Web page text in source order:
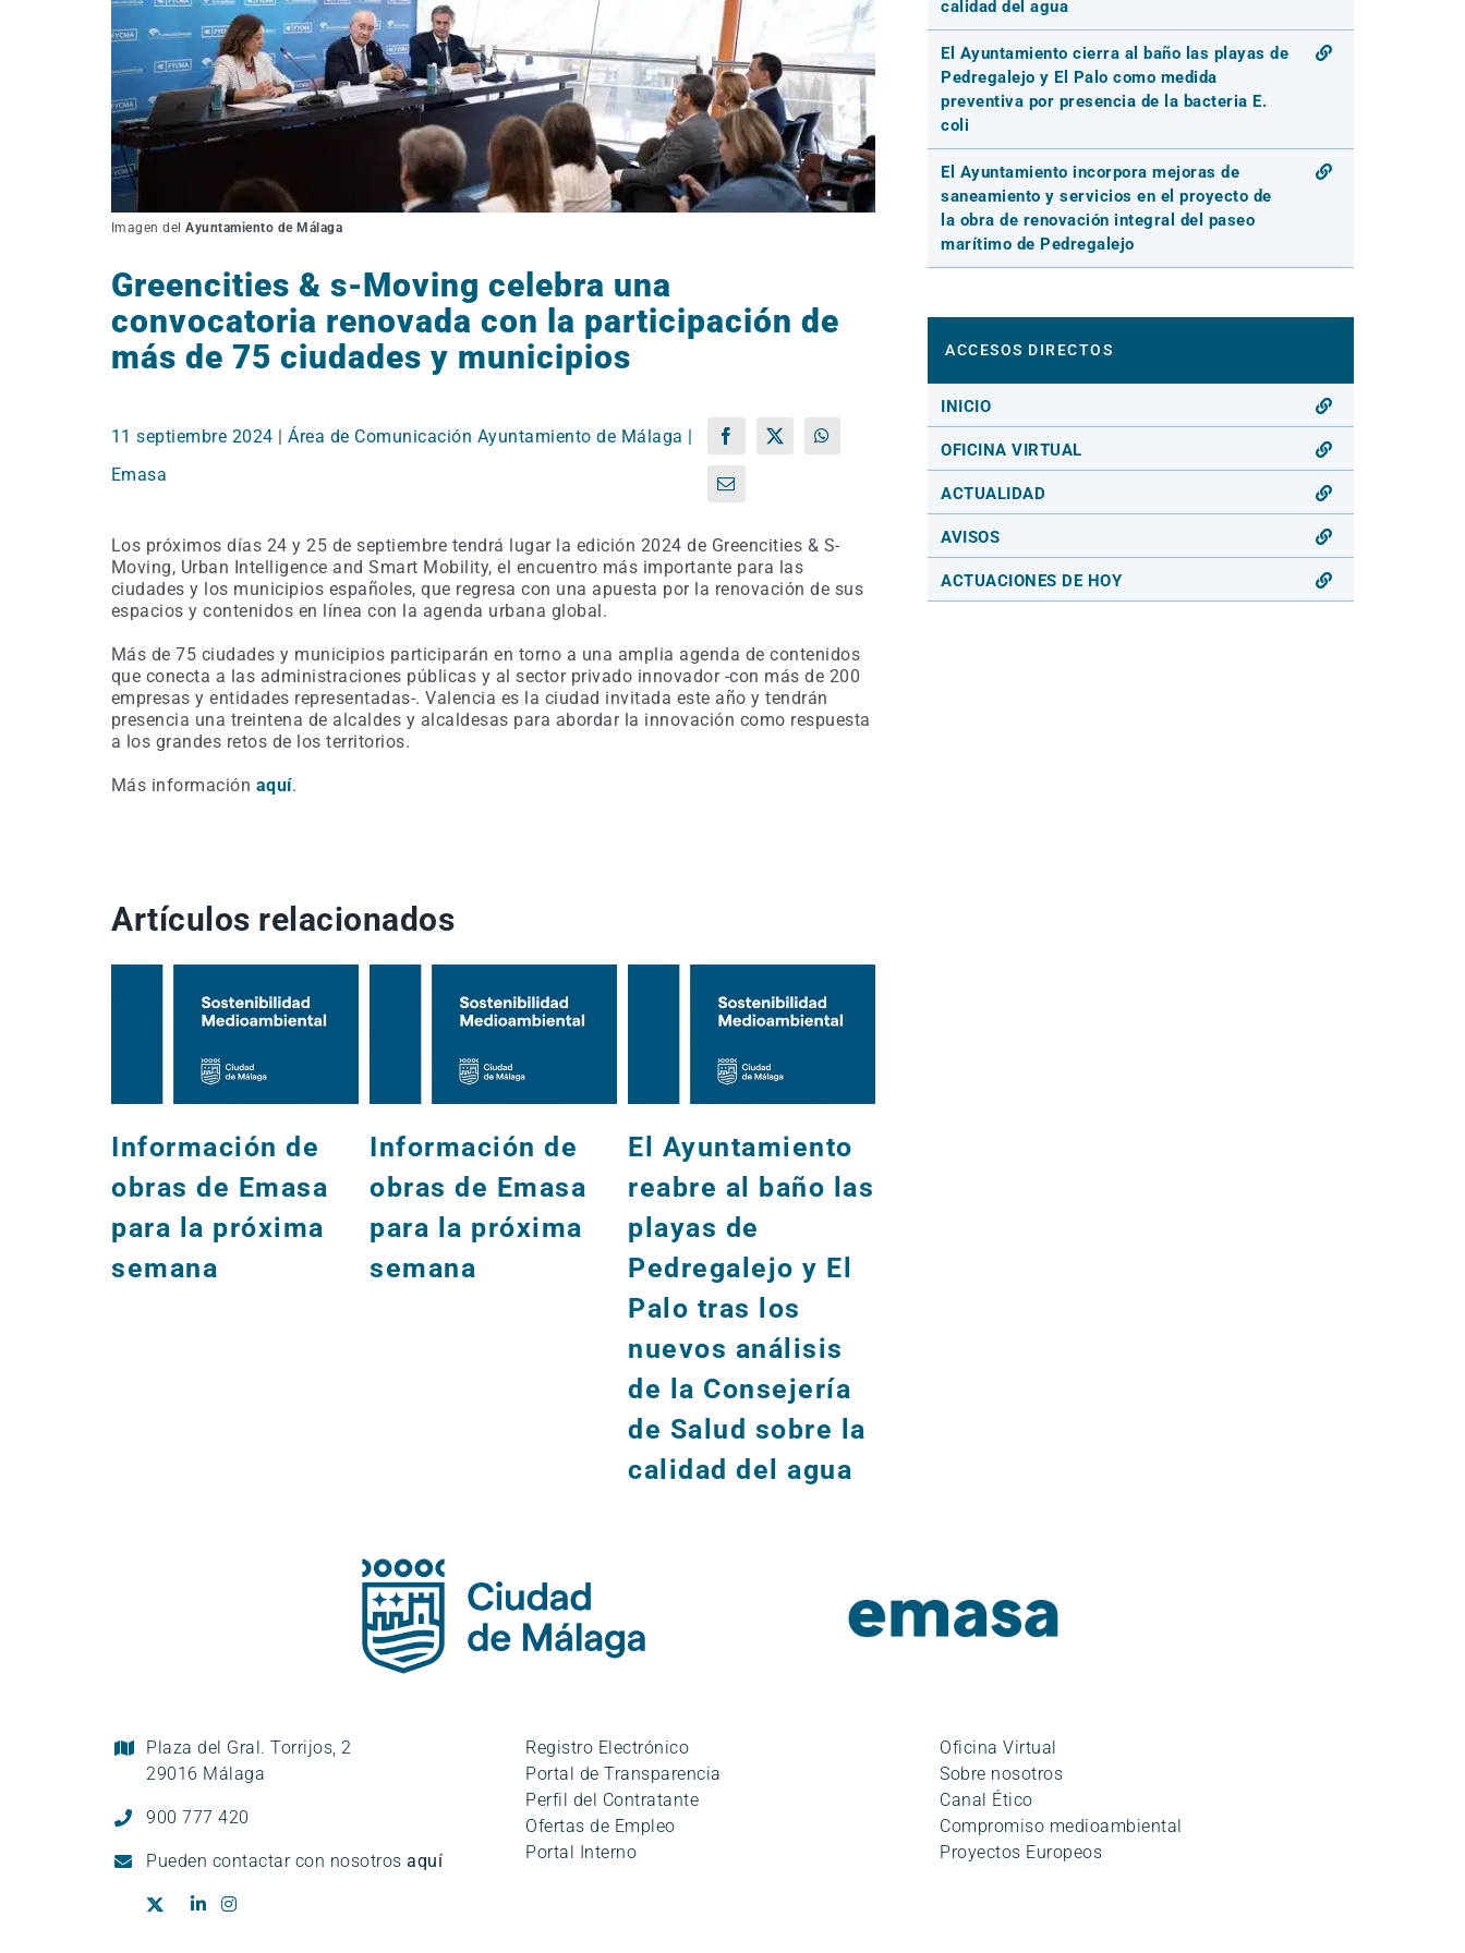
Imagen delAyuntamiento de Málaga
Greencities & s-Moving celebra una
convocatoria renovada con la participación de
más de 75 ciudades y municipios
11 septiembre 2024 |Área de Comunicación Ayuntamiento de Málaga |
Emasa
Facebook
X WhatsApp
Correo
Los próximos días 24 y 25 de septiembre tendrá lugar la edición 2024 de Greencities & S-
Moving, Urban Intelligence and Smart Mobility, el encuentro más importante para las
ciudades y los municipios españoles, que regresa con una apuesta por la renovación de sus
espacios y contenidos en línea con la agenda urbana global.
Más de 75 ciudades y municipios participarán en torno a una amplia agenda de contenidos
que conecta a las administraciones públicas y al sector privado innovador -con más de 200
empresas y entidades representadas-. Valencia es la ciudad invitada este año y tendrán
presencia una treintena de alcaldes y alcaldesas para abordar la innovación como respuesta
a los grandes retos de los territorios.
Más información aquí.
Artículos relacionados
Información de
obras de Emasa
para la próxima
semana
Información de
obras de Emasa
para la próxima
semana
El Ayuntamiento
reabre al baño las
playas de
Pedregalejo y El
Palo tras los
nuevos análisis
de la Consejería
de Salud sobre la
calidad del agua
calidad del agua
El Ayuntamiento cierra al baño las playas de
Pedregalejo y El Palo como medida
preventiva por presencia de la bacteria E.
coli
El Ayuntamiento incorpora mejoras de
saneamiento y servicios en el proyecto de
la obra de renovación integral del paseo
marítimo de Pedregalejo
ACCESOS DIRECTOS
INICIO
OFICINA VIRTUAL
ACTUALIDAD
AVISOS
ACTUACIONES DE HOY
Plaza del Gral. Torrijos, 2
29016 Málaga
900 777 420
Pueden contactar con nosotros aquí
Registro Electrónico
Portal de Transparencia
Perfil del Contratante
Ofertas de Empleo
Portal Interno
Oficina Virtual
Sobre nosotros
Canal Ético
Compromiso medioambiental
Proyectos Europeos